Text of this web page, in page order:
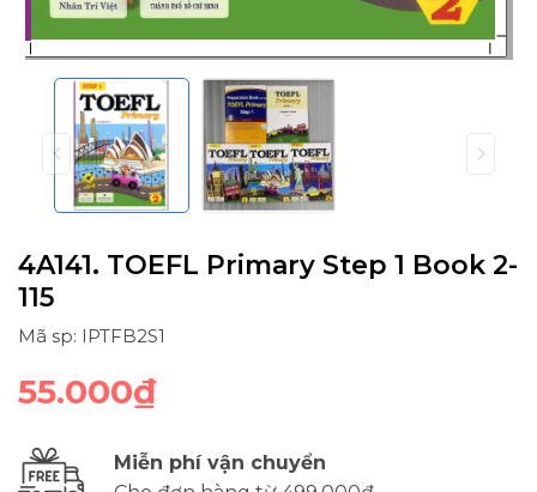
4A141. TOEFL Primary Step 1 Book 2-
115
Mã sp: IPTFB2S1
55.000₫
Miễn phí vận chuyển